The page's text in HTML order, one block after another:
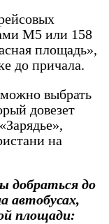
М5 или 158
площадь»,
до причала.
выбрать
довезет
на
добраться до
автобусах,
площади: